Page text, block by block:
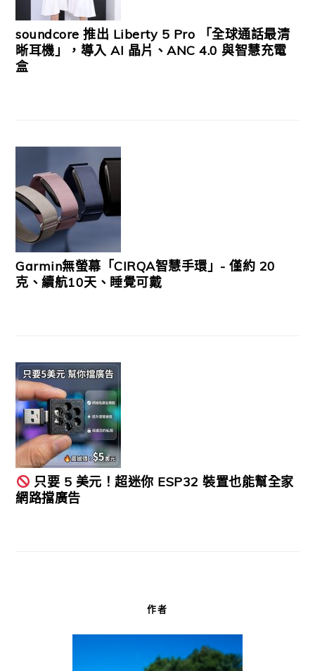
soundcore 推出 Liberty 5 Pro 「全球通話最清
晰耳機」，導入 AI 晶片、ANC 4.0 與智慧充電
盒
Garmin無螢幕「CIRQA智慧手環」- 僅約 20
克、續航10天、睡覺可戴
只要 5 美元！超迷你 ESP32 裝置也能幫全家
網路擋廣告
作者